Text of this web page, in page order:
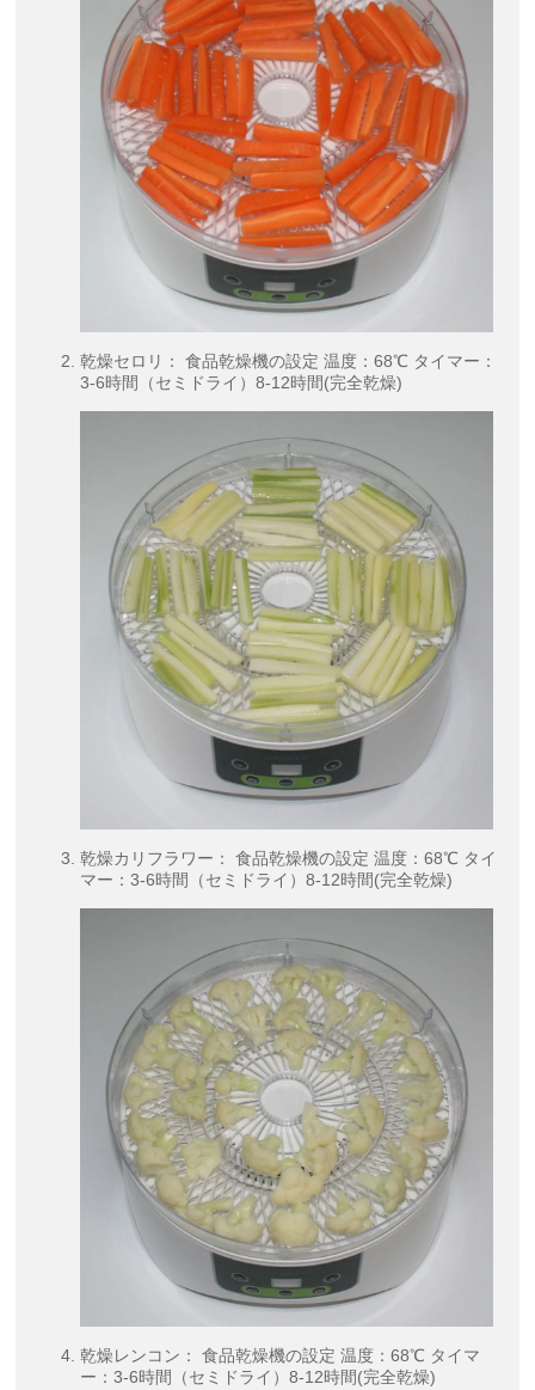
乾燥セロリ： 食品乾燥機の設定 温度：68℃ タイマー：
3-6時間（セミドライ）8-12時間(完全乾燥)
乾燥カリフラワー： 食品乾燥機の設定 温度：68℃ タイ
マー：3-6時間（セミドライ）8-12時間(完全乾燥)
乾燥レンコン： 食品乾燥機の設定 温度：68℃ タイマ
ー：3-6時間（セミドライ）8-12時間(完全乾燥)